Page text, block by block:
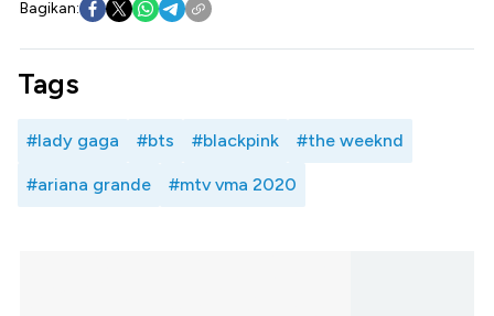
Bagikan:
Tags
#lady gaga #bts #blackpink #the weeknd
#ariana grande #mtv vma 2020